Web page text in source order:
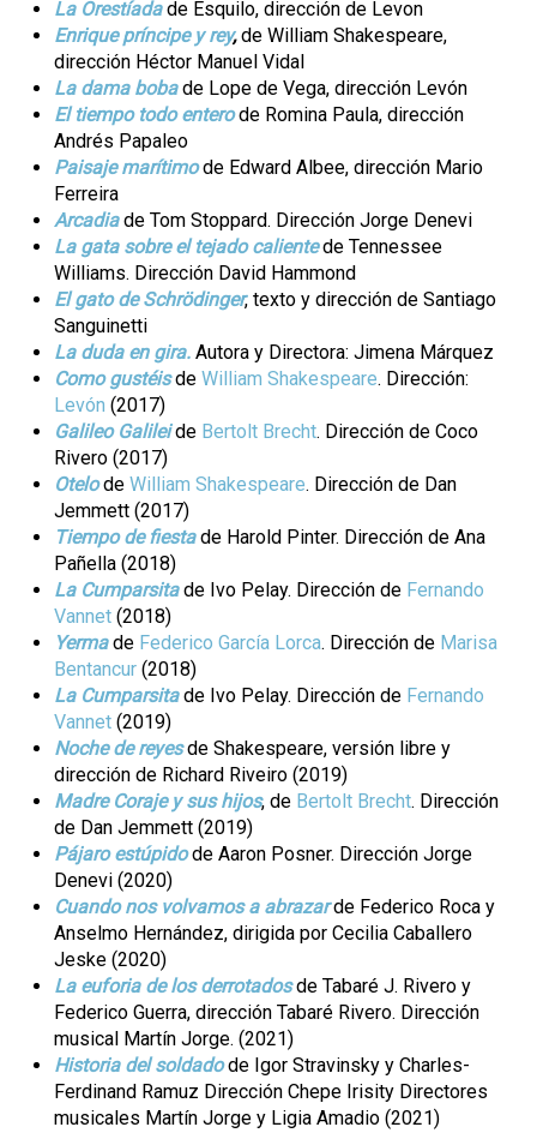
La Orestíadade Esquilo, dirección de Levon
Enrique príncipe y rey,de William Shakespeare,
dirección Héctor Manuel Vidal
La dama boba de Lope de Vega, dirección Levón
El tiempo todo entero de Romina Paula, dirección
Andrés Papaleo
Paisaje marítimode Edward Albee, dirección Mario
Ferreira
Arcadiade Tom Stoppard. Dirección Jorge Denevi
La gata sobre el tejado calientede Tennessee
Williams. Dirección David Hammond
El gato de Schrödinger, texto y dirección de Santiago
Sanguinetti
La duda en gira. Autora y Directora: Jimena Márquez
Como gustéisde William Shakespeare. Dirección:
Levón (2017)
Galileo Galileide Bertolt Brecht. Dirección de Coco
Rivero (2017)
Otelode William Shakespeare. Dirección de Dan
Jemmett (2017)
Tiempo de fiestade Harold Pinter. Dirección de Ana
Pañella (2018)
La Cumparsitade Ivo Pelay. Dirección de Fernando
Vannet (2018)
Yermade Federico García Lorca. Dirección de Marisa
Bentancur (2018)
La Cumparsitade Ivo Pelay. Dirección de Fernando
Vannet (2019)
Noche de reyesde Shakespeare, versión libre y
dirección de Richard Riveiro (2019)
Madre Coraje y sus hijos, de Bertolt Brecht. Dirección
de Dan Jemmett (2019)
Pájaro estúpido de Aaron Posner. Dirección Jorge
Denevi (2020)
Cuando nos volvamos a abrazar de Federico Roca y
Anselmo Hernández, dirigida por Cecilia Caballero
Jeske (2020)
La euforia de los derrotadosde Tabaré J. Rivero y
Federico Guerra, dirección Tabaré Rivero. Dirección
musical Martín Jorge. (2021)
Historia del soldadode Igor Stravinsky y Charles-
Ferdinand Ramuz Dirección Chepe Irisity Directores
musicales Martín Jorge y Ligia Amadio (2021)